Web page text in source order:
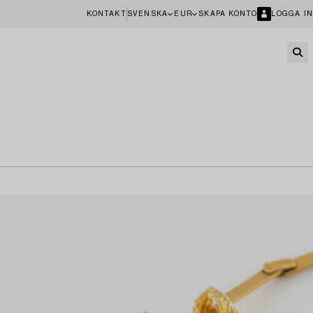
KONTAKT SVENSKA EUR SKAPA KONTO LOGGA IN